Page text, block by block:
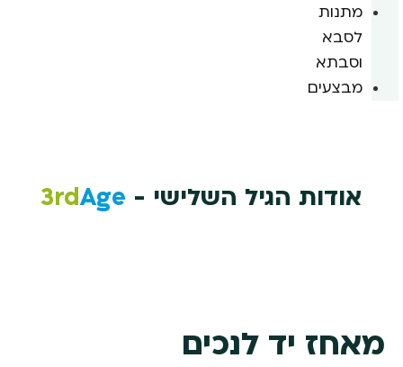
מתנות
לסבא
וסבתא
מבצעים
אודות הגיל השלישי - 3rdAge
מאחז יד לנכים